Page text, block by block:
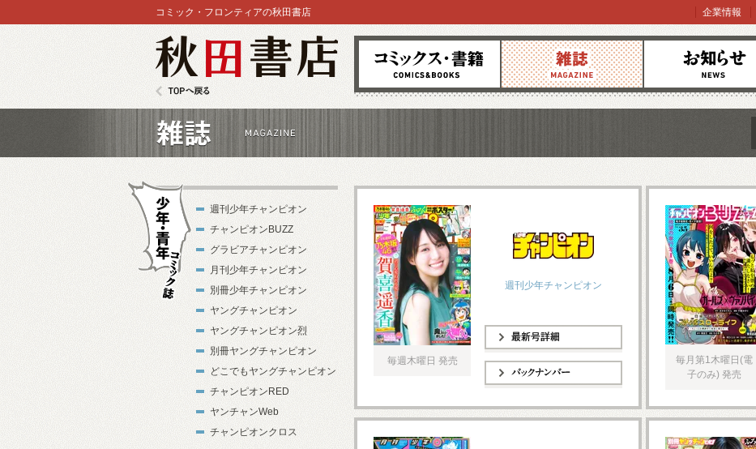
秋田書店
コミックス 雑誌 お知らせ
TOPへ戻る
コミック・フロンティアの秋田書店 企業情報
毎週木曜日 発売
週刊少年チャンピオン
毎月第1木曜日(電
子のみ) 発売
少年・青年コ
週刊少年チャンピオン
チャンピオンBUZZ
グラビアチャンピオン
月刊少年チャンピオン
別冊少年チャンピオン
ヤングチャンピオン
ヤングチャンピオン烈
別冊ヤングチャンピオン
どこでもヤングチャンピオン
チャンピオンRED
ヤンチャンWeb
チャンピオンクロス